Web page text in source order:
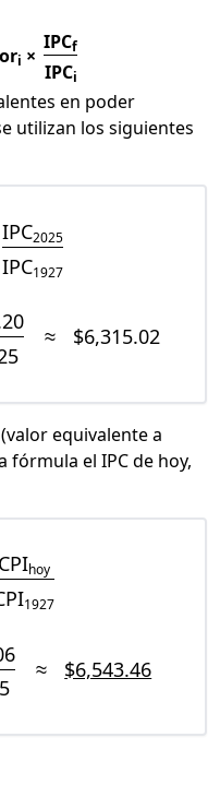
i ×
IPCf
IPCi
en poder
utilizan los siguientes
IPC2025
IPC1927
≈ $6,315.02
equivalente a
fórmula el IPC de hoy,
CPIhoy
1927
≈ $6,543.46